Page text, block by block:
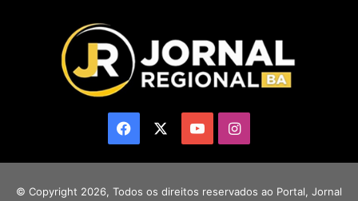
Facebook YouTubeInstagram
© Copyright 2026, Todos os direitos reservados ao Portal, Jornal